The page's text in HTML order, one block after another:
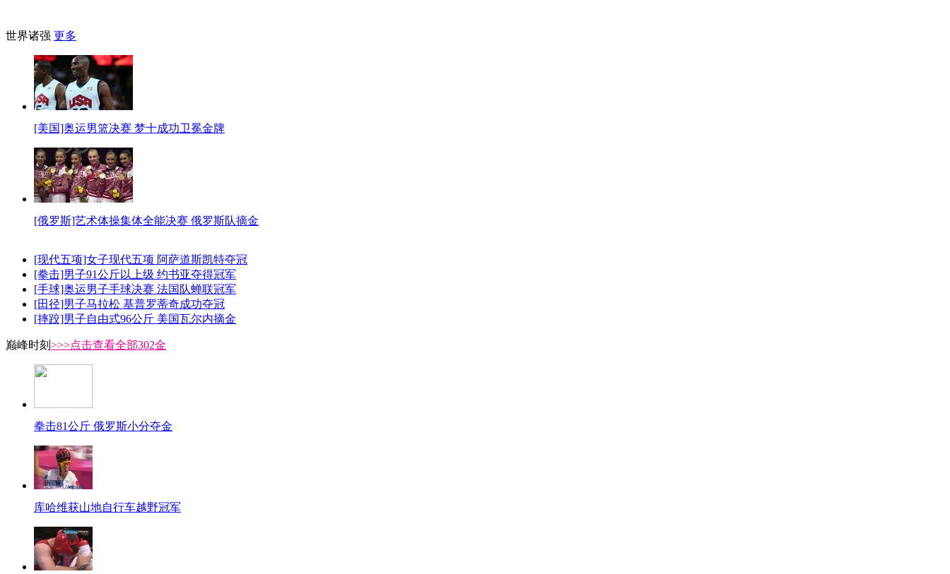
世界诸强 更多
[美国]奥运男篮决赛 梦十成功卫冕金牌
[俄罗斯]艺术体操集体全能决赛 俄罗斯队摘金
[现代五项]女子现代五项 阿萨道斯凯特夺冠
[拳击]男子91公斤以上级 约书亚夺得冠军
[手球]奥运男子手球决赛 法国队蝉联冠军
[田径]男子马拉松 基普罗蒂奇成功夺冠
[摔跤]男子自由式96公斤 美国瓦尔内摘金
巅峰时刻 >>>点击查看全部302金
拳击81公斤 俄罗斯小分夺金
库哈维获山地自行车越野冠军